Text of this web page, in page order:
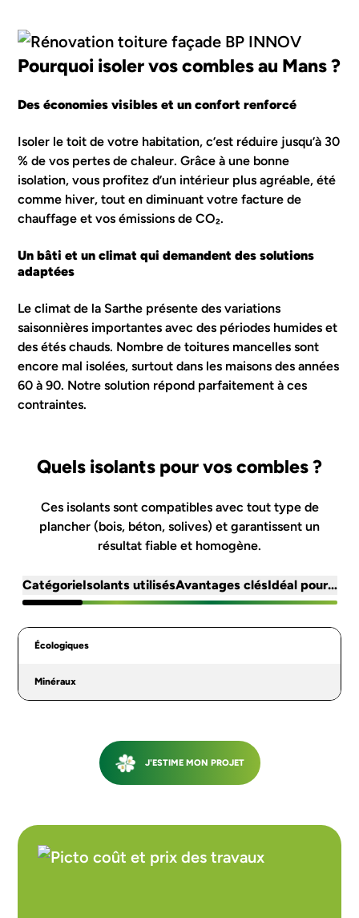
Pourquoi isoler vos combles au Mans ?
Des économies visibles et un confort renforcé
Isoler le toit de votre habitation, c’est réduire jusqu’à 30
% de vos pertes de chaleur. Grâce à une bonne
isolation, vous profitez d’un intérieur plus agréable, été
comme hiver, tout en diminuant votre facture de
chauffage et vos émissions de CO₂.
Un bâti et un climat qui demandent des solutions
adaptées
Le climat de la Sarthe présente des variations
saisonnières importantes avec des périodes humides et
des étés chauds. Nombre de toitures mancelles sont
encore mal isolées, surtout dans les maisons des années
60 à 90. Notre solution répond parfaitement à ces
contraintes.
Quels isolants pour vos combles ?
Ces isolants sont compatibles avec tout type de
plancher (bois, béton, solives) et garantissent un
résultat fiable et homogène.
CatégorieIsolants utilisésAvantages clésIdéal pour…
Écologiques
Minéraux
J'ESTIME MON PROJET
TOITURE
FAÇADE
ISOLATION